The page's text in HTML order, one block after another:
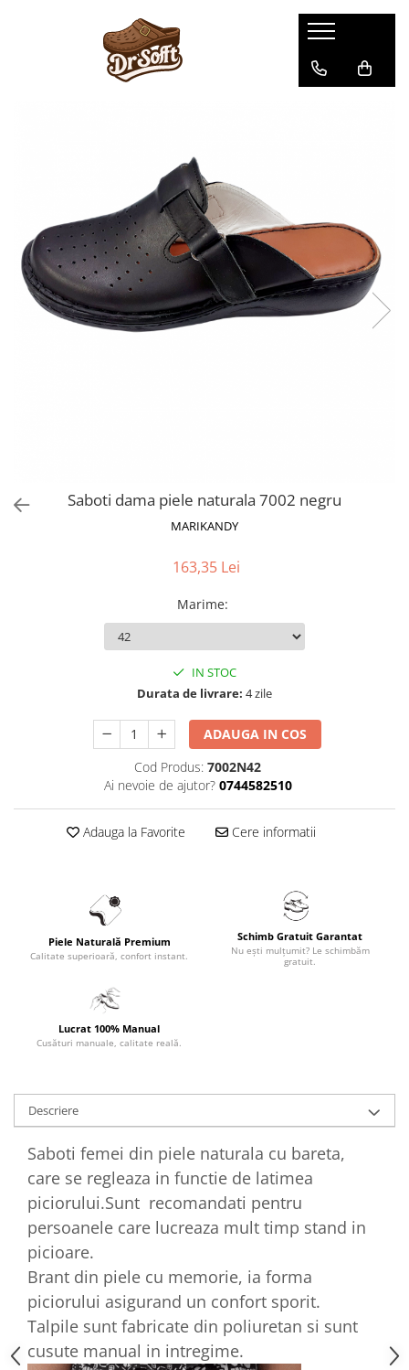
Saboti dama piele naturala 7002 negru
MARIKANDY
163,35 Lei
Marime:
IN STOC
Durata de livrare: 4 zile
ADAUGA IN COS
Cod Produs: 7002N42
Ai nevoie de ajutor? 0744582510
Adauga la Favorite Cere informatii
Piele Naturală Premium
Calitate superioară, confort instant.
Schimb Gratuit Garantat
Nu ești mulțumit? Le schimbăm
gratuit.
Lucrat 100% Manual
Cusături manuale, calitate reală.
Descriere
Saboti femei din piele naturala cu bareta,
care se regleaza in functie de latimea
piciorului.Sunt recomandati pentru
persoanele care lucreaza mult timp stand in
picioare.
Brant din piele cu memorie, ia forma
piciorului asigurand un confort sporit.
Talpile sunt fabricate din poliuretan si sunt
cusute manual in intregime.